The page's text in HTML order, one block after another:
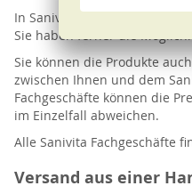
In Sanivita Fachgeschäften
Sie haben ferner die
Sie können die Produkte
zwischen Ihnen und dem
Fachgeschäfte können die
im Einzelfall abweichen.
Alle Sanivita Fachgeschäfte
Versand aus einer